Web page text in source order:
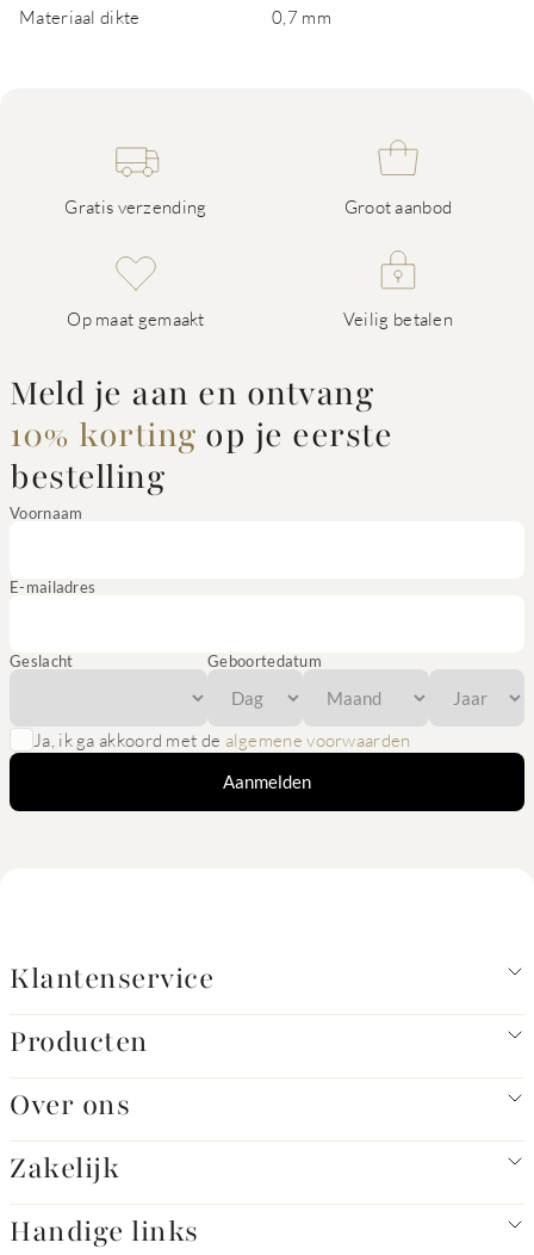
Materiaal dikte
0,7 mm
Gratis verzending Groot aanbod
Op maat gemaakt Veilig betalen
Meld je aan en ontvang
10% korting op je eerste
bestelling
Voornaam
E-mailadres
Geslacht Geboortedatum
Ja, ik ga akkoord met de algemene voorwaarden
Aanmelden
Klantenservice
Producten
Over ons
Zakelijk
Handige links